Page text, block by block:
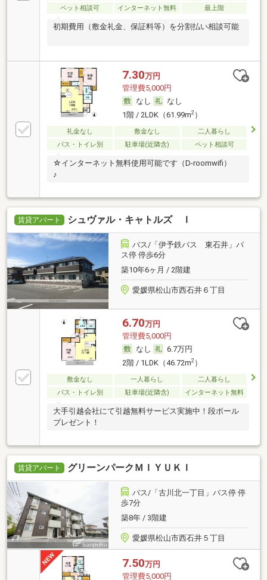
ペット相談可
インターネット無料 最上階
初期費用（敷金礼金、保証料等）を分割払い相談可能
7.30万円
管理費5,000円
なし
なし
1階 / 2LDK（61.99m2）
礼金なし 敷金なし
二人暮らし
バス・トイレ別
駐車場(近隣含) ペット相談可
☆インターネット無料使用可能です（D-roomwifi）
♪
賃貸アパート シュヴァル・キャトルズ Ｉ
バス/「伊予鉄バス 東石井」バ
ス停 停歩6分
築10年6ヶ月 / 2階建
愛媛県松山市西石井６丁目
6.70万円
管理費5,000円
なし
6.7万円
2階 / 1LDK（46.72m2）
敷金なし 一人暮らし
二人暮らし
バス・トイレ別
駐車場(近隣含) インターネット無料
大手引越会社にて引越無料サービス実施中！段ボール
プレゼント！
賃貸アパート グリーンパークＭＩＹＵＫＩ
バス/「古川北一丁目」バス停 停
歩7分
築8年 / 3階建
愛媛県松山市西石井５丁目
7.50万円
管理費5,000円